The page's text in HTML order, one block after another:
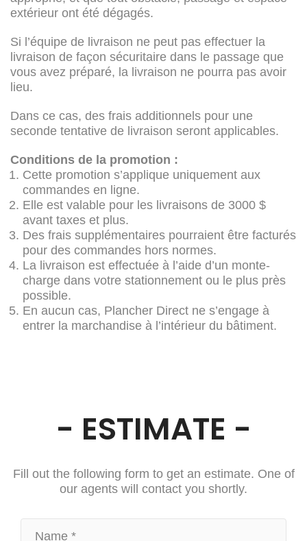
extérieur ont été dégagés.
Si l’équipe de livraison ne peut pas effectuer la
livraison de façon sécuritaire dans le passage que
vous avez préparé, la livraison ne pourra pas avoir
lieu.
Dans ce cas, des frais additionnels pour une
seconde tentative de livraison seront applicables.
Conditions de la promotion :
Cette promotion s’applique uniquement aux
commandes en ligne.
Elle est valable pour les livraisons de 3000 $
avant taxes et plus.
Des frais supplémentaires pourraient être facturés
pour des commandes hors normes.
La livraison est effectuée à l’aide d’un monte-
charge dans votre stationnement ou le plus près
possible.
En aucun cas, Plancher Direct ne s’engage à
entrer la marchandise à l’intérieur du bâtiment.
- ESTIMATE -
Fill out the following form to get an estimate. One of
our agents will contact you shortly.